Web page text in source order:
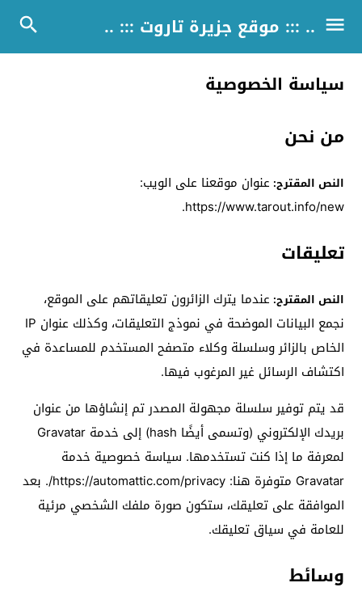
.. ::: موقع جزيرة تاروت ::: ..
سياسة الخصوصية
من نحن
النص المقترح: عنوان موقعنا على الويب:
https://www.tarout.info/new.
تعليقات
النص المقترح: عندما يترك الزائرون تعليقاتهم على الموقع،
نجمع البيانات الموضحة في نموذج التعليقات، وكذلك عنوان IP
الخاص بالزائر وسلسلة وكلاء متصفح المستخدم للمساعدة في
اكتشاف الرسائل غير المرغوب فيها.
قد يتم توفير سلسلة مجهولة المصدر تم إنشاؤها من عنوان
بريدك الإلكتروني (وتسمى أيضًا hash) إلى خدمة Gravatar
لمعرفة ما إذا كنت تستخدمها. سياسة خصوصية خدمة
Gravatar متوفرة هنا: https://automattic.com/privacy/. بعد
الموافقة على تعليقك، ستكون صورة ملفك الشخصي مرئية
للعامة في سياق تعليقك.
وسائط